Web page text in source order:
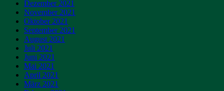
Dezember 2021
November 2021
Oktober 2021
September 2021
August 2021
Juli 2021
Juni 2021
Mai 2021
April 2021
März 2021